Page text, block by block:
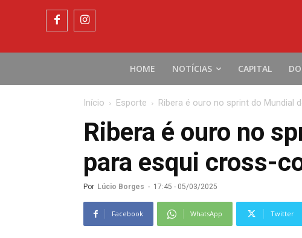
HOME NOTÍCIAS CAPITAL
Início Esporte Ribera é ouro no sprint do Mundial
Ribera é ouro no
para esqui cross-
Por Lúcio Borges - 17:45 - 05/03/2025
Facebook WhatsApp Twitter